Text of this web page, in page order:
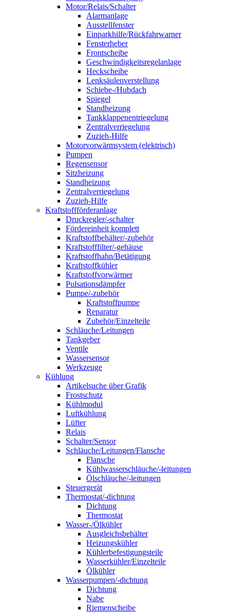
Motor/Relais/Schalter
Alarmanlage
Ausstellfenster
Einparkhilfe/Rückfahrwarner
Fensterheber
Frontscheibe
Geschwindigkeitsregelanlage
Heckscheibe
Lenksäulenverstellung
Schiebe-/Hubdach
Spiegel
Standheizung
Tankklappenentriegelung
Zentralverriegelung
Zuzieh-Hilfe
Motorvorwärmsystem (elektrisch)
Pumpen
Regensensor
Sitzheizung
Standheizung
Zentralverriegelung
Zuzieh-Hilfe
Kraftstoffförderanlage
Druckregler/-schalter
Fördereinheit komplett
Kraftstoffbehälter/-zubehör
Kraftstofffilter/-gehäuse
Kraftstoffhahn/Betätigung
Kraftstoffkühler
Kraftstoffvorwärmer
Pulsationsdämpfer
Pumpe/-zubehör
Kraftstoffpumpe
Reparatur
Zubehör/Einzelteile
Schläuche/Leitungen
Tankgeber
Ventile
Wassersensor
Werkzeuge
Kühlung
Artikelsuche über Grafik
Frostschutz
Kühlmodul
Luftkühlung
Lüfter
Relais
Schalter/Sensor
Schläuche/Leitungen/Flansche
Flansche
Kühlwasserschläuche/-leitungen
Ölschläuche/-leitungen
Steuergerät
Thermostat/-dichtung
Dichtung
Thermostat
Wasser-/Ölkühler
Ausgleichsbehälter
Heizungskühler
Kühlerbefestigungsteile
Wasserkühler/Einzelteile
Ölkühler
Wasserpumpen/-dichtung
Dichtung
Nabe
Riemenscheibe